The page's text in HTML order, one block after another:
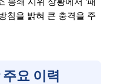
침을 밝혀 큰 충격을 주
요 이력